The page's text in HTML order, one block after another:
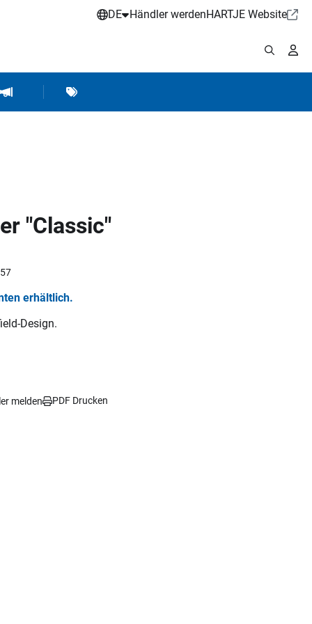
DE Händler werdenHARTJE Website
Hartje MarketingMarken
"Classic"
erhältlich.
Design.
melden PDF Drucken